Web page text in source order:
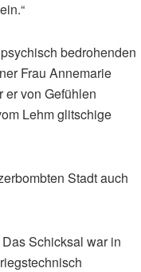
bedrohenden
Frau Annemarie
er von Gefühlen
Lehm glitschige
Stadt auch
Schicksal war in